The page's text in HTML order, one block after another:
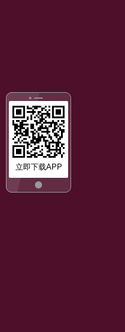
立即下载APP